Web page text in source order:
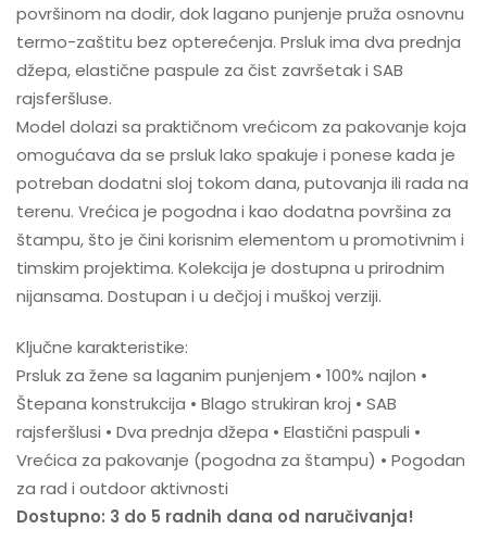
površinom na dodir, dok lagano punjenje pruža osnovnu
termo-zaštitu bez opterećenja. Prsluk ima dva prednja
džepa, elastične paspule za čist završetak i SAB
rajsferšluse.
Model dolazi sa praktičnom vrećicom za pakovanje koja
omogućava da se prsluk lako spakuje i ponese kada je
potreban dodatni sloj tokom dana, putovanja ili rada na
terenu. Vrećica je pogodna i kao dodatna površina za
štampu, što je čini korisnim elementom u promotivnim i
timskim projektima. Kolekcija je dostupna u prirodnim
nijansama. Dostupan i u dečjoj i muškoj verziji.
Ključne karakteristike:
Prsluk za žene sa laganim punjenjem • 100% najlon •
Štepana konstrukcija • Blago strukiran kroj • SAB
rajsferšlusi • Dva prednja džepa • Elastični paspuli •
Vrećica za pakovanje (pogodna za štampu) • Pogodan
za rad i outdoor aktivnosti
Dostupno: 3 do 5 radnih dana od naručivanja!